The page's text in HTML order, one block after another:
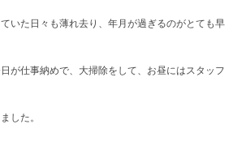
いた日々も薄れ去り、年月が過ぎるのがとても早
が仕事納めで、大掃除をして、お昼にはスタッフ
した。